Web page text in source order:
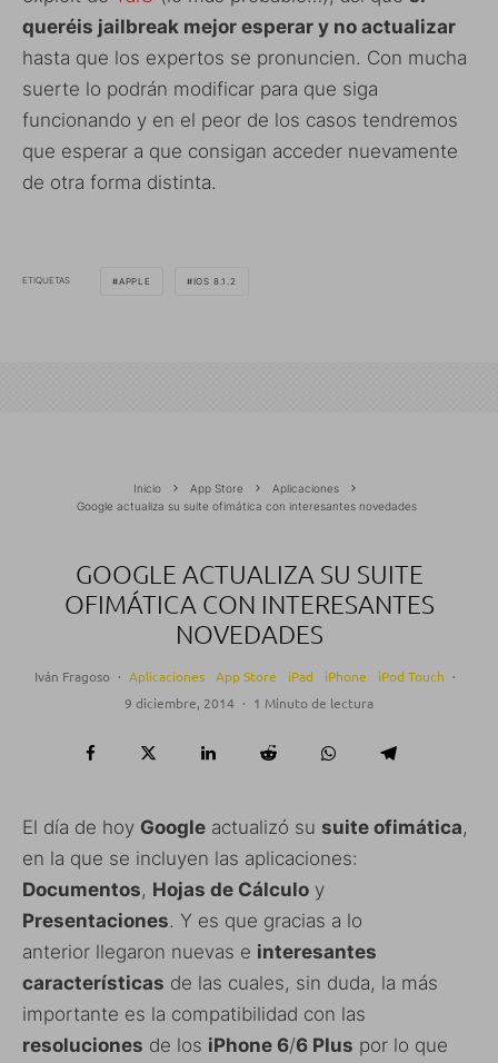
queréis jailbreak mejor esperar y no actualizar
hasta que los expertos se pronuncien. Con mucha
suerte lo podrán modificar para que siga
funcionando y en el peor de los casos tendremos
que esperar a que consigan acceder nuevamente
de otra forma distinta.
ETIQUETAS APPLE IOS 8.1.2
Inicio App Store
Aplicaciones
Google actualiza su suite ofimática con interesantes novedades
GOOGLE ACTUALIZA SU SUITE
OFIMÁTICA CON INTERESANTES
NOVEDADES
Iván Fragoso · Aplicaciones App Store iPad iPhone iPod Touch ·
9 diciembre, 2014 · 1 Minuto de lectura
El día de hoy Google actualizó su suite ofimática,
en la que se incluyen las aplicaciones:
Documentos, Hojas de Cálculo y
Presentaciones. Y es que gracias a lo
anterior llegaron nuevas e interesantes
características de las cuales, sin duda, la más
importante es la compatibilidad con las
resoluciones de los iPhone 6/6 Plus por lo que